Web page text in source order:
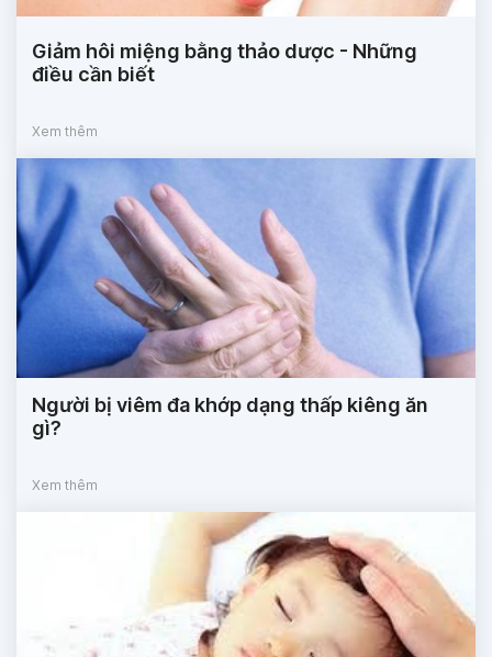
Giảm hôi miệng bằng thảo dược - Những
điều cần biết
Xem thêm
Người bị viêm đa khớp dạng thấp kiêng ăn
gì?
Xem thêm